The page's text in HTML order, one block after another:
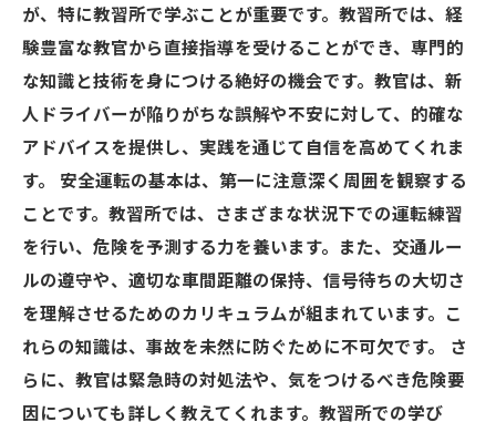
が、特に教習所で学ぶことが重要です。教習所では、経
験豊富な教官から直接指導を受けることができ、専門的
な知識と技術を身につける絶好の機会です。教官は、新
人ドライバーが陥りがちな誤解や不安に対して、的確な
アドバイスを提供し、実践を通じて自信を高めてくれま
す。 安全運転の基本は、第一に注意深く周囲を観察する
ことです。教習所では、さまざまな状況下での運転練習
を行い、危険を予測する力を養います。また、交通ルー
ルの遵守や、適切な車間距離の保持、信号待ちの大切さ
を理解させるためのカリキュラムが組まれています。こ
れらの知識は、事故を未然に防ぐために不可欠です。 さ
らに、教官は緊急時の対処法や、気をつけるべき危険要
因についても詳しく教えてくれます。教習所での学び